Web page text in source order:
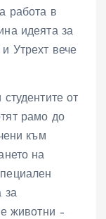
работа в
идеята за
Утрехт вече
от
рамо до
към
на
за
животни –